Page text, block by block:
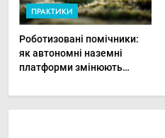
ПРАКТИКИ
Роботизовані помічники:
як автономні наземні
платформи змінюють
овочами